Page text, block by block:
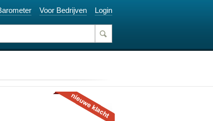
Voor Bedrijven Login